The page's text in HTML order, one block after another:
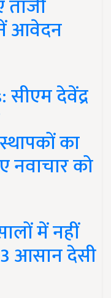
आवेदन
देवेंद्र
का
नवाचार को
में नहीं
आसान देसी